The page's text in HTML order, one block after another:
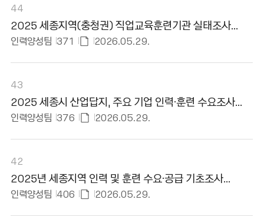
일
있
음
44
2025 세종지역(충청권) 직업교육훈련기관 실태조사
보고서
인력양성팀 371
일
있
음
2026.05.29.
43
2025 세종시 산업답지, 주요 기업 인력·훈련 수요조사
보고서
인력양성팀 376
일
있
음
2026.05.29.
42
2025년 세종지역 인력 및 훈련 수요·공급 기초조사
보고서
인력양성팀 406
2026.05.29.